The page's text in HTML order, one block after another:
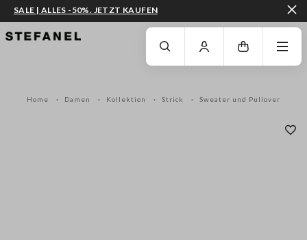
ZUM HAUPTINHALT SPRINGEN GEHEN SIE ZUM ENDE DER SEITE
SALE | ALLES -50%. JETZT KAUFEN
Home Damen Kollektion Strick Sweater und Pullover